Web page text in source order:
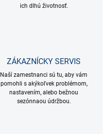
ich dlhú životnosť.
ZÁKAZNÍCKY SERVIS
Naší zamestnanci sú tu, aby vám
pomohli s akýkoľvek problémom,
nastavením, alebo bežnou
sezónnaou údržbou.